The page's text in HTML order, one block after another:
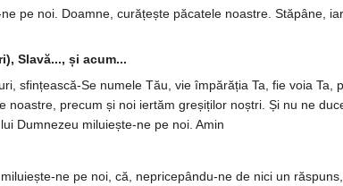
pe noi. Doam­ne, curățește păcatele noastre. Stăpâne,
Slavă..., și acum...
sfin­țească-Se numele Tău, vie împărăția Ta, fie voia
noastre, precum și noi iertăm greșiților noș­tri. Și nu ne
Dumnezeu miluiește-ne pe noi. Amin
ne pe noi, că, nepricepându-ne de nici un